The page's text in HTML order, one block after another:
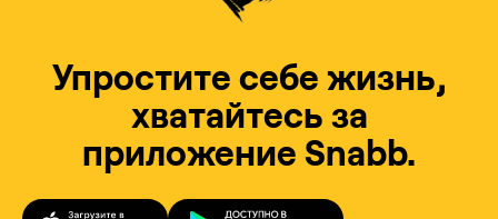
Упростите себе жизнь,
хватайтесь за
приложение Snabb.